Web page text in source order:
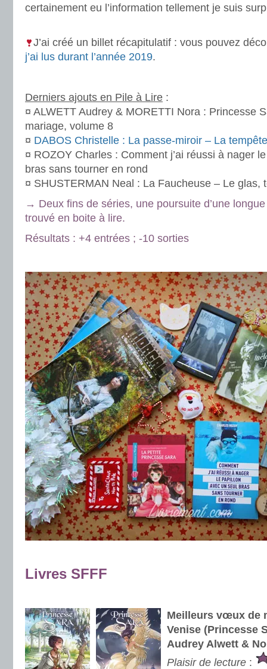
certainement eu l’information tellement je suis
J’ai créé un billet récapitulatif : vous pouvez
j’ai lus durant l’année 2019.
Derniers ajouts en Pile à Lire :
¤ ALWETT Audrey & MORETTI Nora : Princesse
mariage, volume 8
¤ DABOS Christelle : La passe-miroir – La
¤ ROZOY Charles : Comment j’ai réussi à nager
bras sans tourner en rond
¤ SHUSTERMAN Neal : La Faucheuse – Le glas,
→ Deux fins de séries, une poursuite d’une
trouvé en boite à lire.
Résultats : +4 entrées ; -10 sorties
Livres SFFF
Meilleurs vœux de
Venise (Princesse
Audrey Alwett &
Plaisir de lecture :